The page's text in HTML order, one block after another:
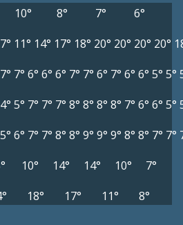
10° 8° 7°
6°
7° 11° 14° 17° 18° 20° 20° 20° 20°
7° 7° 6° 6° 6° 7° 7° 6° 7° 6° 6° 5° 5°
4° 5° 7° 7° 7° 8° 8° 8° 8° 7° 6° 6° 5°
5° 6° 7° 7° 8° 8° 9° 9° 9° 8° 8° 7° 7°
10° 14° 14° 10°
7°
18° 17° 11° 8°